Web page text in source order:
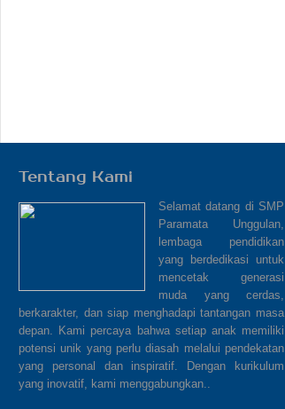
Tentang Kami
Selamat datang di SMP
Paramata Unggulan,
lembaga pendidikan
yang berdedikasi untuk
mencetak generasi
muda yang cerdas,
berkarakter, dan siap menghadapi tantangan masa
depan. Kami percaya bahwa setiap anak memiliki
potensi unik yang perlu diasah melalui pendekatan
yang personal dan inspiratif. Dengan kurikulum
yang inovatif, kami menggabungkan..